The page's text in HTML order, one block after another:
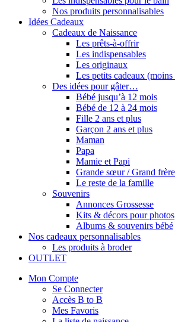
Nos produits personnalisables
Idées Cadeaux
Cadeaux de Naissance
Les prêts-à-offrir
Les indispensables
Les originaux
Les petits cadeaux
Des idées pour gâter…
Bébé jusqu’à 12 mois
Bébé de 12 à 24 mois
Fille 2 ans et plus
Garçon 2 ans et plus
Maman
Papa
Mamie et Papi
Grande sœur / Grand frère
Le reste de la famille
Souvenirs
Annonces Grossesse
Kits & décors pour photos
Albums & souvenirs bébé
Nos cadeaux personnalisables
Les produits à broder
OUTLET
Mon Compte
Se Connecter
Accès B to B
Mes Favoris